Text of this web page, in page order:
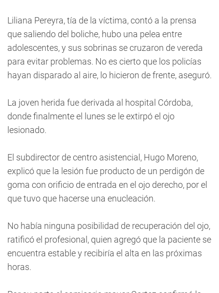
Liliana Pereyra, tía de la víctima, contó a la prensa
que saliendo del boliche, hubo una pelea entre
adolescentes, y sus sobrinas se cruzaron de vereda
para evitar problemas. No es cierto que los policías
hayan disparado al aire, lo hicieron de frente, aseguró.
La joven herida fue derivada al hospital Córdoba,
donde finalmente el lunes se le extirpó el ojo
lesionado.
El subdirector de centro asistencial, Hugo Moreno,
explicó que la lesión fue producto de un perdigón de
goma con orificio de entrada en el ojo derecho, por el
que tuvo que hacerse una enucleación.
No había ninguna posibilidad de recuperación del ojo,
ratificó el profesional, quien agregó que la paciente se
encuentra estable y recibiría el alta en las próximas
horas.